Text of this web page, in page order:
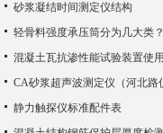
砂浆凝结时间测定仪结构
轻骨料强度承压筒分为几大类？
混凝土瓦抗渗性能试验装置使
CA砂浆超声波测定仪（河北路
静力触探仪标准配件表